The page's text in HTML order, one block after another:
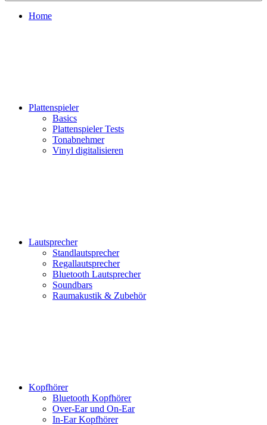
Home
Plattenspieler
Basics
Plattenspieler Tests
Tonabnehmer
Vinyl digitalisieren
Lautsprecher
Standlautsprecher
Regallautsprecher
Bluetooth Lautsprecher
Soundbars
Raumakustik & Zubehör
Kopfhörer
Bluetooth Kopfhörer
Over-Ear und On-Ear
In-Ear Kopfhörer